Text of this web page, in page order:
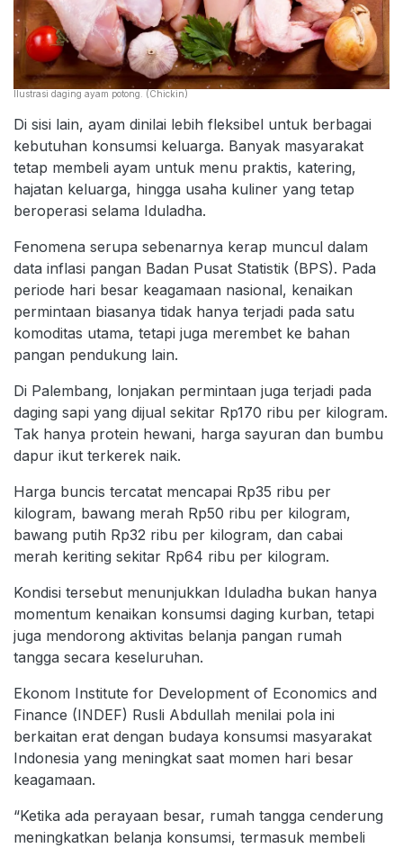
Ilustrasi daging ayam potong. (Chickin)
Di sisi lain, ayam dinilai lebih fleksibel untuk berbagai
kebutuhan konsumsi keluarga. Banyak masyarakat
tetap membeli ayam untuk menu praktis, katering,
hajatan keluarga, hingga usaha kuliner yang tetap
beroperasi selama Iduladha.
Fenomena serupa sebenarnya kerap muncul dalam
data inflasi pangan Badan Pusat Statistik (BPS). Pada
periode hari besar keagamaan nasional, kenaikan
permintaan biasanya tidak hanya terjadi pada satu
komoditas utama, tetapi juga merembet ke bahan
pangan pendukung lain.
Di Palembang, lonjakan permintaan juga terjadi pada
daging sapi yang dijual sekitar Rp170 ribu per kilogram.
Tak hanya protein hewani, harga sayuran dan bumbu
dapur ikut terkerek naik.
Harga buncis tercatat mencapai Rp35 ribu per
kilogram, bawang merah Rp50 ribu per kilogram,
bawang putih Rp32 ribu per kilogram, dan cabai
merah keriting sekitar Rp64 ribu per kilogram.
Kondisi tersebut menunjukkan Iduladha bukan hanya
momentum kenaikan konsumsi daging kurban, tetapi
juga mendorong aktivitas belanja pangan rumah
tangga secara keseluruhan.
Ekonom Institute for Development of Economics and
Finance (INDEF) Rusli Abdullah menilai pola ini
berkaitan erat dengan budaya konsumsi masyarakat
Indonesia yang meningkat saat momen hari besar
keagamaan.
“Ketika ada perayaan besar, rumah tangga cenderung
meningkatkan belanja konsumsi, termasuk membeli